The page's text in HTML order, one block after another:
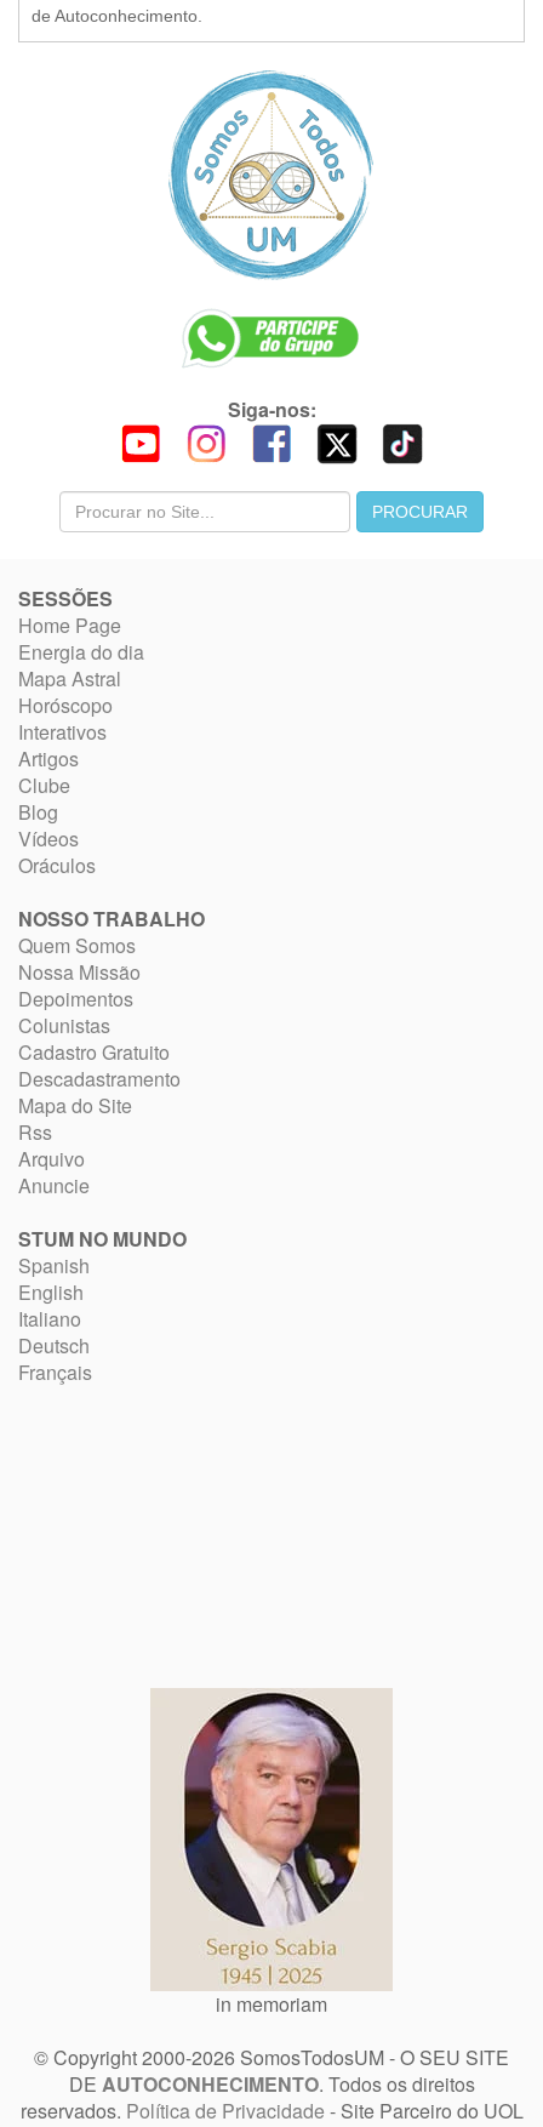
de Autoconhecimento.
Siga-nos:
SESSÕES
Home Page
Energia do dia
Mapa Astral
Horóscopo
Interativos
Artigos
Clube
Blog
Vídeos
Oráculos
NOSSO TRABALHO
Quem Somos
Nossa Missão
Depoimentos
Colunistas
Cadastro Gratuito
Descadastramento
Mapa do Site
Rss
Arquivo
Anuncie
STUM NO MUNDO
Spanish
English
Italiano
Deutsch
Français
in memoriam
© Copyright 2000-2026 SomosTodosUM - O SEU SITE
DE AUTOCONHECIMENTO. Todos os direitos
reservados. Política de Privacidade - Site Parceiro do UOL